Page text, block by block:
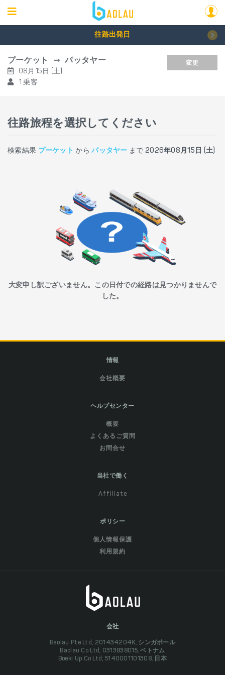
往路出発日
プーケット パッタヤー
08月15日 (土)
1 乗客
変更
往路旅程を選択してください
検索結果 プーケット からパッタヤー まで 2026年08月15日 (土)
大変申し訳ございません。この日付での経路は見つかりませんで
した。
情報
会社概要
ヘルプセンター
概要
よくあるご質問
お問合せ
当社で働く
Affiliate
ポリシー
個人情報保護
利用規約
会社
Baolau Pte Ltd, 201434204K, シンガポール
Baolau Co Ltd, 0313838015, ベトナム
Boeki Up Co Ltd, 5140001101308, 日本